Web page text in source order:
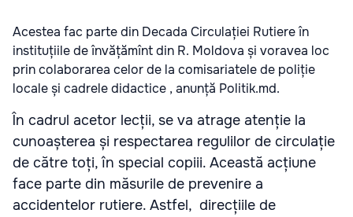
Acestea fac parte din Decada Circulației Rutiere în
instituțiile de învățămînt din R. Moldova și voravea loc
prin colaborarea celor de la comisariatele de poliție
locale și cadrele didactice , anunță Politik.md.
În cadrul acetor lecții, se va atrage atenție la
cunoașterea și respectarea regulilor de circulație
de către toți, în special copiii. Această acțiune
face parte din măsurile de prevenire a
accidentelor rutiere. Astfel, direcțiile de